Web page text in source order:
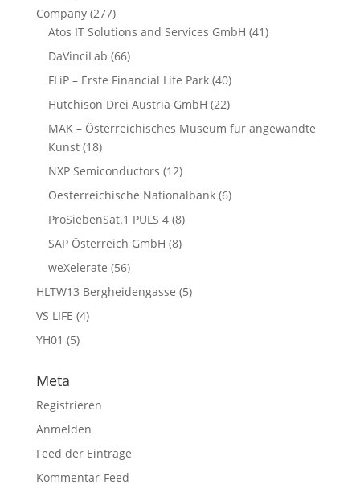
Company(277)
Atos IT Solutions and Services GmbH (41)
DaVinciLab (66)
FLiP – Erste Financial Life Park(40)
Hutchison Drei Austria GmbH (22)
MAK – Österreichisches Museum für angewandte
Kunst(18)
NXP Semiconductors (12)
Oesterreichische Nationalbank(6)
ProSiebenSat.1 PULS 4(8)
SAP Österreich GmbH (8)
weXelerate (56)
HLTW13 Bergheidengasse (5)
VS LIFE (4)
YH01 (5)
Meta
Registrieren
Anmelden
Feed der Einträge
Kommentar-Feed